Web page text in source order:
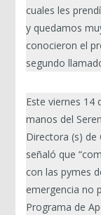
cuales les
y quedamos
conocieron el
segundo
Este viernes 14
manos del
Directora (s) de
señaló que
con las pymes
emergencia no
Programa de